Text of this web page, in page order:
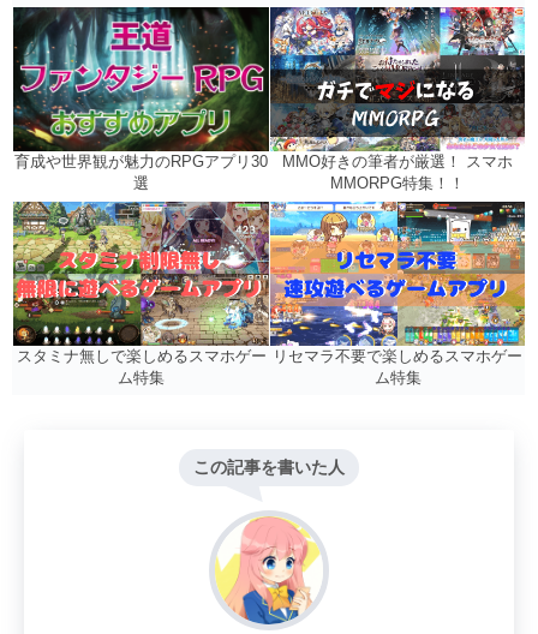
育成や世界観が魅力のRPGアプリ30
選
MMO好きの筆者が厳選！ スマホ
MMORPG特集！！
スタミナ無しで楽しめるスマホゲー
ム特集
リセマラ不要で楽しめるスマホゲー
ム特集
この記事を書いた人